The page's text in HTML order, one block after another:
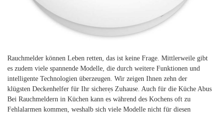
Search
for:
Rauchmelder können Leben retten, das ist keine Frage. Mittlerweile gibt
es zudem viele spannende Modelle, die durch weitere Funktionen und
intelligente Technologien überzeugen. Wir zeigen Ihnen zehn der
klügsten Deckenhelfer für Ihr sicheres Zuhause. Auch für die Küche Abus
Bei Rauchmeldern in Küchen kann es während des Kochens oft zu
Fehlalarmen kommen, weshalb sich viele Modelle nicht für diesen